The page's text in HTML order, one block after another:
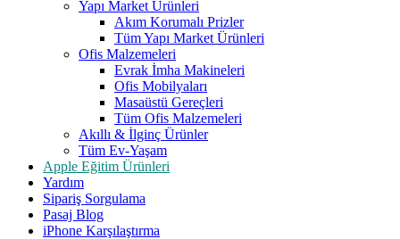
Yapı Market Ürünleri
Akım Korumalı Prizler
Tüm Yapı Market Ürünleri
Ofis Malzemeleri
Evrak İmha Makineleri
Ofis Mobilyaları
Masaüstü Gereçleri
Tüm Ofis Malzemeleri
Akıllı & İlginç Ürünler
Tüm Ev-Yaşam
Apple Eğitim Ürünleri
Yardım
Sipariş Sorgulama
Pasaj Blog
iPhone Karşılaştırma